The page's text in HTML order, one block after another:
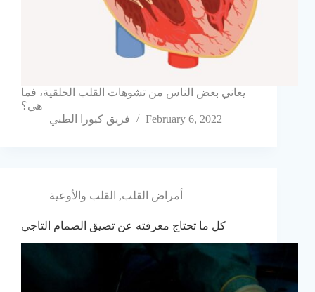
يعاني بعض الناس من تشوهات القلب الخلقية، فما
هي؟
فريق كيورا الطبي
February 6, 2022
أمراض القلب, القلب والأوعية
كل ما تحتاج معرفته عن تضيق الصمام التاجي